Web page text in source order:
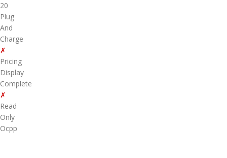
20
Plug
And
Charge
✗
Pricing
Display
Complete
✗
Read
Only
Ocpp